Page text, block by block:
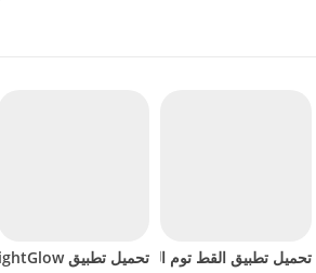
تحميل تطبيق القط توم المتكلم 2 مهكرة للاندرويد 2024تحميل تطبيق BrightGlow مهكر للاندرويد 2024